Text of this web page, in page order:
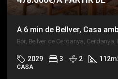
A 6 min de Bellver, Casa
2029 3 2 112
CASA